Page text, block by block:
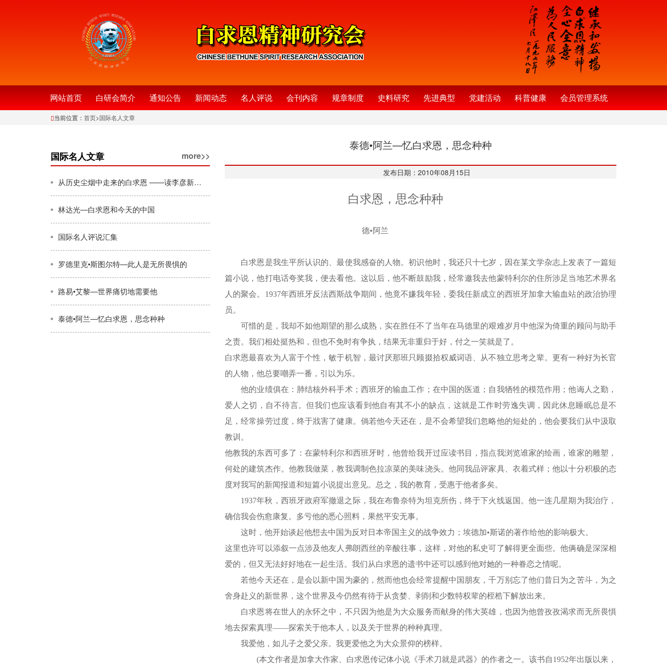
网站首页 白研会简介 通知公告 新闻动态 名人评说 会刊内容 规章制度 史料研究 先进典型 党建活动 科普健康 会员管理系统
当前位置： 首页>国际名人文章
国际名人文章 more>>
从历史尘烟中走来的白求恩 ——读李彦新著《兰台遗卷》
林达光—白求恩和今天的中国
国际名人评说汇集
罗德里克•斯图尔特—此人是无所畏惧的
路易•艾黎—世界痛切地需要他
泰德•阿兰—忆白求恩，思念种种
泰德•阿兰—忆白求恩，思念种种
发布日期：2010年08月15日
白求恩，思念种种
德•阿兰
白求恩是我生平所认识的、最使我感奋的人物。初识他时，我还只十七岁，因在某文学杂志上发表了一篇短
篇小说，他打电话夸奖我，便去看他。这以后，他不断鼓励我，经常邀我去他蒙特利尔的住所涉足当地艺术界名
人的聚会。1937年西班牙反法西斯战争期间，他竟不嫌我年轻，委我任新成立的西班牙加拿大输血站的政治协理
员。
可惜的是，我却不如他期望的那么成熟，实在胜任不了当年在马德里的艰难岁月中他深为倚重的顾问与助手
之责。我们相处挺热和，但也不免时有争执，结果无非重归于好，付之一笑就是了。
白求恩最喜欢为人富于个性，敏于机智，最讨厌那班只顾掇拾权威词语、从不独立思考之辈。更有一种好为长官
的人物，他总要嘲弄一番，引以为乐。
他的业绩俱在：肺结核外科手术；西班牙的输血工作；在中国的医道；自我牺牲的模范作用；他诲人之勤，
爱人之切，自不待言。但我们也应该看到他自有其不小的缺点，这就是工作时劳逸失调，因此休息睡眠总是不
足，经常操劳过度，终于戕害了健康。倘若他今天还在，是不会希望我们忽略他的短处的，他会要我们从中汲取
教训。
他教我的东西可多了：在蒙特利尔和西班牙时，他曾给我开过应读书目，指点我浏览谁家的绘画，谁家的雕塑，
何处的建筑杰作。他教我做菜，教我调制色拉凉菜的美味浇头。他同我品评家具、衣着式样；他以十分积极的态
度对我写的新闻报道和短篇小说提出意见。总之，我的教育，受惠于他者多矣。
1937年秋，西班牙政府军撤退之际，我在布鲁奈特为坦克所伤，终于下火线返国。他一连几星期为我治疗，
确信我会伤愈康复。多亏他的悉心照料，果然平安无事。
这时，他开始谈起他想去中国为反对日本帝国主义的战争效力；埃德加•斯诺的著作给他的影响极大。
这里也许可以添叙一点涉及他友人弗朗西丝的辛酸往事，这样，对他的私史可了解得更全面些。他俩确是深深相
爱的，但又无法好好地在一起生活。我们从白求恩的遗书中还可以感到他对她的一种眷恋之情呢。
若他今天还在，是会以新中国为豪的，然而他也会经常提醒中国朋友，千万别忘了他们昔日为之苦斗，为之
舍身赴义的新世界，这个世界及今仍然有待于从贪婪、剥削和少数特权辈的桎梏下解放出来。
白求恩将在世人的永怀之中，不只因为他是为大众服务而献身的伟大英雄，也因为他曾孜孜渴求而无所畏惧
地去探索真理——探索关于他本人，以及关于世界的种种真理。
我爱他，如儿子之爱父亲。我更爱他之为大众景仰的榜样。
(本文作者是加拿大作家、白求恩传记体小说《手术刀就是武器》的作者之一。该书自1952年出版以来，